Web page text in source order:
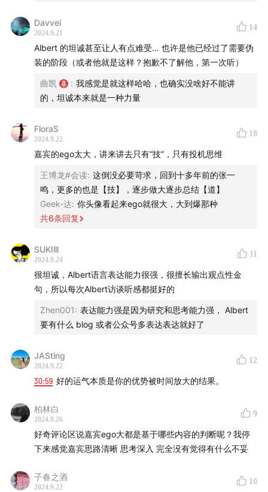
57:26
58:13面试最常问的一个问题
1:00:14我一直在思考怎么能给人才提供安全感
10 月 8 号，在北京，我们还会邀请 Albert 来一场线下活
动！感兴趣的朋友欢迎点击
起来认识&交流！(限 50 人，如果有想加入 Albert 团队的
AI 工程师同学，尤其欢迎前来面基！)
Davvei
2024.9.21
14
Albert 的坦诚甚至让人有点难受… 也许是他已经过了需要伪
装的阶段（或者他就是这样？抱歉不了解他，第一次听）
曲凯 : 我感觉是就这样哈哈，也确实没啥好不能讲
的，坦诚本来就是一种力量
FloraS
2024.9.22
18
嘉宾的ego太大，讲来讲去只有“技”，只有投机思维
王博龙#会读: 这倒没必要苛求，回到十多年前的张一
鸣，更多的也是【技】，逐步做大逐步总结【道】
Geek-达: 你头像看起来ego就很大，大到爆那种
共6条回复
SUKIlll
2024.9.24
11
很坦诚，Albert语言表达能力很强，很擅长输出观点性金
句，所以每次Albert访谈听感都挺好的
Zhen001: 表达能力强是因为研究和思考能力强， Albert
要有什么 blog 或者公众号多表达表达就好了
JASting
2024.9.22
12
30:59 好的运气本质是你的优势被时间放大的结果。
柏林白
2024.9.26
9
好奇评论区说嘉宾ego大都是基于哪些内容的判断呢？我停
下来感觉嘉宾思路清晰 思考深入 完全没有觉得有什么不妥
子春之酒
2024.9.22
10